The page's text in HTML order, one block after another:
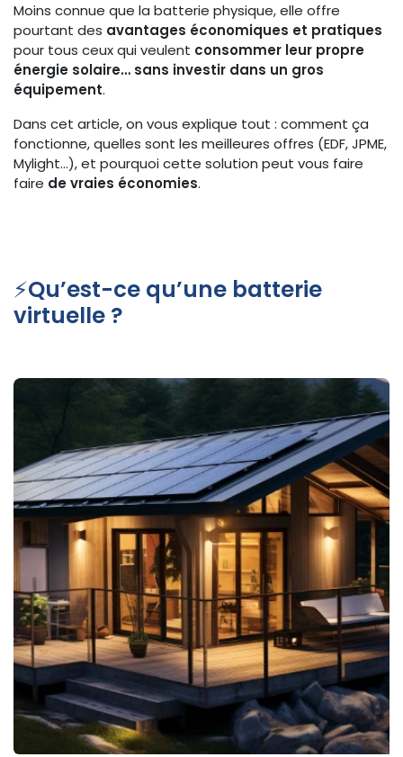
Moins connue que la batterie physique, elle offre
pourtant des avantages économiques et pratiques
pour tous ceux qui veulent consommer leur propre
énergie solaire… sans investir dans un gros
équipement.
Dans cet article, on vous explique tout : comment ça
fonctionne, quelles sont les meilleures offres (EDF, JPME,
Mylight…), et pourquoi cette solution peut vous faire
faire de vraies économies.
⚡Qu’est-ce qu’une batterie
virtuelle ?